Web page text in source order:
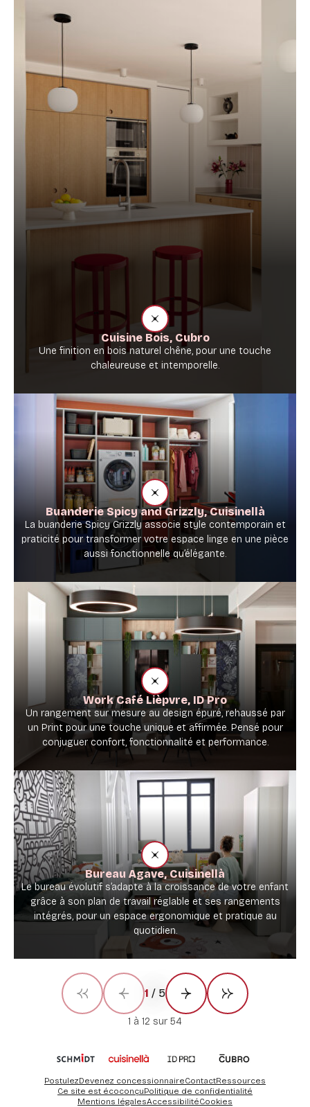
Cuisine Bois, Cubro
Une finition en bois naturel chêne, pour une touche
chaleureuse et intemporelle.
Buanderie Spicy and Grizzly, Cuisinellà
La buanderie Spicy Grizzly associe style contemporain et
praticité pour transformer votre espace linge en une pièce
aussi fonctionnelle qu’élégante.
Work Café Lièpvre, ID Pro
Un rangement sur mesure au design épuré, rehaussé par
un Print pour une touche unique et affirmée. Pensé pour
conjuguer confort, fonctionnalité et performance.
Bureau Agave, Cuisinellà
Le bureau évolutif s’adapte à la croissance de votre enfant
grâce à son plan de travail réglable et ses rangements
intégrés, pour un espace ergonomique et pratique au
quotidien.
1 à 12 sur 54
Première page
Précédent
1 / 5
Suivant Dernière page
PostulezDevenez concessionnaireContactRessources
Ce site est écoconçuPolitique de confidentialité
Mentions légalesAccessibilitéCookies